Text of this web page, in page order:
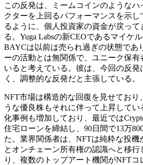
この反発は、ミームコインのようなハ
クターを上回るパフォーマンスを示
るように、個人投資家の資金が戻っ
る。Yuga Labsの新CEOであるマイケ
BAYCは以前は売られ過ぎの状態であ
ーの活動とは無関係で、ユニーク保有
いると考えている。彼は、今回の反発
く、調整的な反発だと主張している。
NFT市場は構造的な回復を見せており
うな優良株もそれに伴って上昇して
化事例も増加しており、最近では
住宅ローンを締結し、90日間で13万
た。業界関係者は、NFTは純粋な投機
とオンチェーン所有権の認識へと移
り、複数のトップアート機関がNFTコ